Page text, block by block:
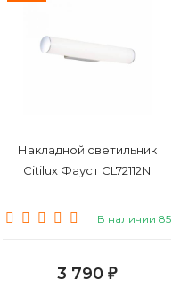
Накладной светильник
Citilux Фауст CL72112N
В наличии 85
3 790 ₽